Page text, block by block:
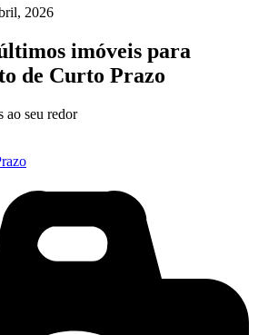
2026
imóveis para
de Curto Prazo
ao seu redor